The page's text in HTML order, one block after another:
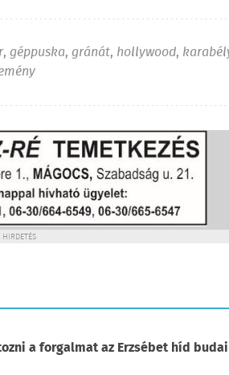
, géppuska, gránát, hollywood,
HIRDETÉS
a forgalmat az Erzsébet híd budai